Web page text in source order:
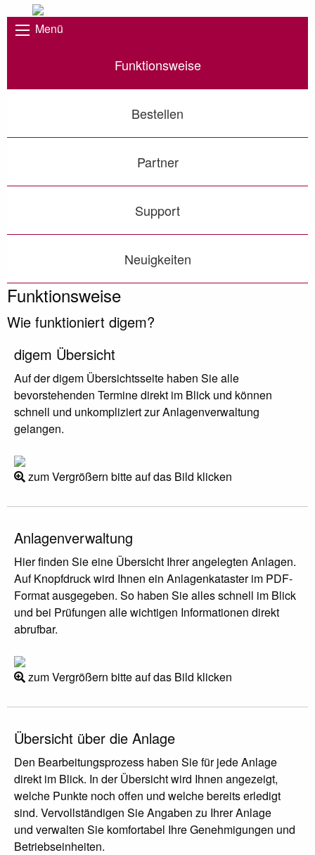
Menü
Funktionsweise
Bestellen
Partner
Support
Neuigkeiten
Funktionsweise
Wie funktioniert digem?
digem Übersicht
Auf der digem Übersichtsseite haben Sie alle
bevorstehenden Termine direkt im Blick und können
schnell und unkompliziert zur Anlagenverwaltung
gelangen.
zum Vergrößern bitte auf das Bild klicken
Anlagenverwaltung
Hier finden Sie eine Übersicht Ihrer angelegten Anlagen.
Auf Knopfdruck wird Ihnen ein Anlagenkataster im PDF-
Format ausgegeben. So haben Sie alles schnell im Blick
und bei Prüfungen alle wichtigen Informationen direkt
abrufbar.
zum Vergrößern bitte auf das Bild klicken
Übersicht über die Anlage
Den Bearbeitungsprozess haben Sie für jede Anlage
direkt im Blick. In der Übersicht wird Ihnen angezeigt,
welche Punkte noch offen und welche bereits erledigt
sind. Vervollständigen Sie Angaben zu Ihrer Anlage
und verwalten Sie komfortabel Ihre Genehmigungen und
Betriebseinheiten.